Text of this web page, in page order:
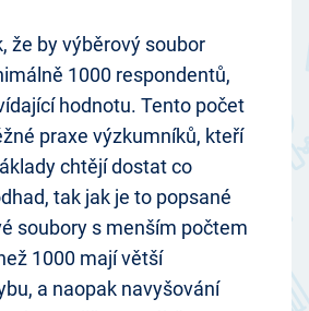
že by výběrový soubor
1000 respondentů,
hodnotu. Tento počet
praxe výzkumníků, kteří
chtějí dostat co
tak jak je to popsané
soubory s menším počtem
1000 mají větší
a naopak navyšování